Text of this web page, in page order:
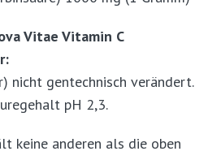
Vitae Vitamin C
nicht gentechnisch verändert.
pH 2,3.
keine anderen als die oben